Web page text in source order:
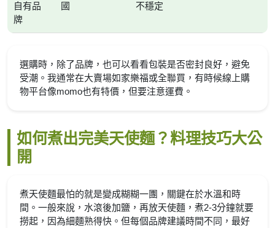
自有品
牌
國
不穩定
選購時，除了品牌，也可以看看包裝是否密封良好，避免
受潮。我通常在大賣場如家樂福或全聯買，有時候線上購
物平台像momo也有特價，但要注意運費。
如何煮出完美天使麵？料理技巧大公
開
煮天使麵最怕的就是變成糊糊一團，關鍵在於水溫和時
間。一般來說，水滾後加鹽，再放天使麵，煮2-3分鐘就要
撈起，因為細麵熟得快。但每個品牌建議時間不同，最好